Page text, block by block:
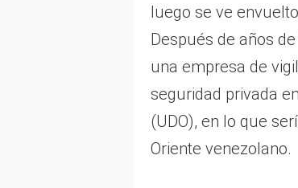
luego se ve
Después de años
una empresa de
seguridad privada
(UDO), en lo que
Oriente venezolano.